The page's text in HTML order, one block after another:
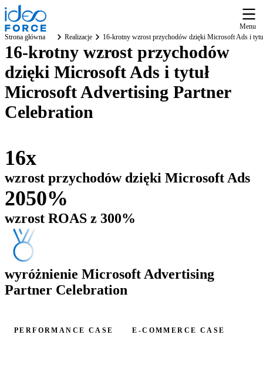
Menu
Strona główna
Realizacje 16-krotny wzrost przychodów dzięki Microsoft Ads i
16-krotny wzrost przychodów
dzięki Microsoft Ads i tytuł
Microsoft Advertising Partner
Celebration
16x
wzrost przychodów dzięki Microsoft Ads
2050%
wzrost ROAS z 300%
wyróżnienie Microsoft Advertising
Partner Celebration
PERFORMANCE CASE E-COMMERCE CASE